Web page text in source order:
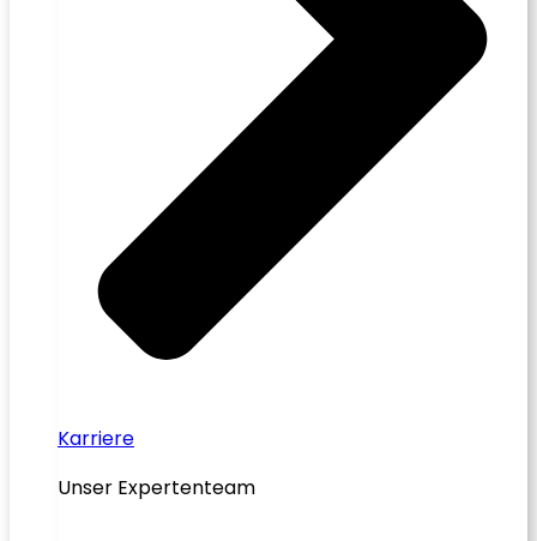
Karriere
Unser Expertenteam